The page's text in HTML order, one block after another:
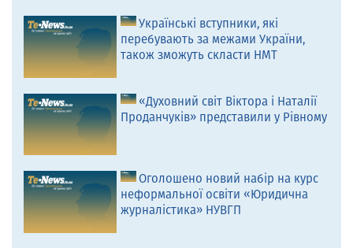
Українські вступники, які
перебувають за межами України,
також зможуть скласти НМТ
«Духовний світ Віктора і Наталії
Проданчуків» представили у Рівному
Оголошено новий набір на курс
неформальної освіти «Юридична
журналістика» НУВГП